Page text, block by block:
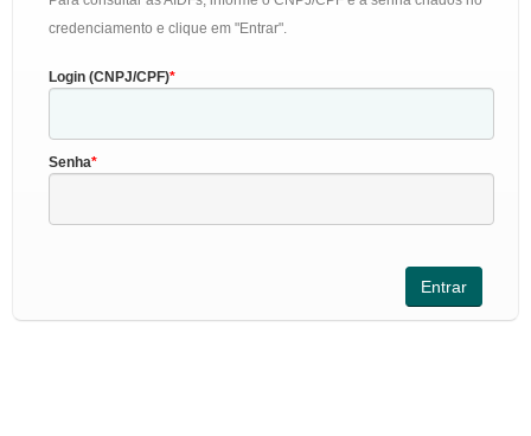
credenciamento e clique em "Entrar".
Login (CNPJ/CPF)
Senha